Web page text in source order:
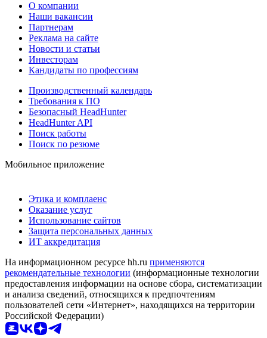
О компании
Наши вакансии
Партнерам
Реклама на сайте
Новости и статьи
Инвесторам
Кандидаты по профессиям
Производственный календарь
Требования к ПО
Безопасный HeadHunter
HeadHunter API
Поиск работы
Поиск по резюме
Мобильное приложение
Этика и комплаенс
Оказание услуг
Использование сайтов
Защита персональных данных
ИТ аккредитация
На информационном ресурсе hh.ru применяются
рекомендательные технологии (информационные технологии
предоставления информации на основе сбора, систематизации
и анализа сведений, относящихся к предпочтениям
пользователей сети «Интернет», находящихся на территории
Российской Федерации)